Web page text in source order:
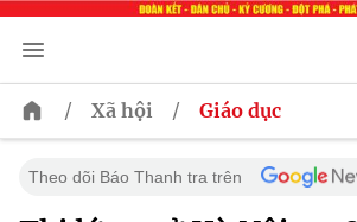
/ Xã hội / Giáo dục
Theo dõi Báo Thanh tra trên